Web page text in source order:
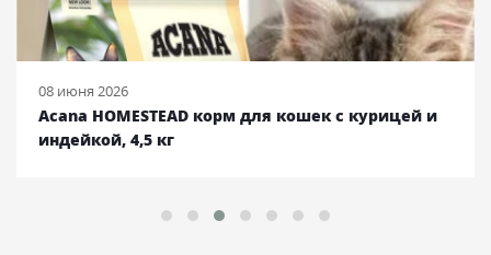
08 июня 2026
Acana HOMESTEAD корм для кошек с курицей и
индейкой, 4,5 кг